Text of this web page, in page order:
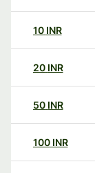
10 INR
20 INR
50 INR
100 INR